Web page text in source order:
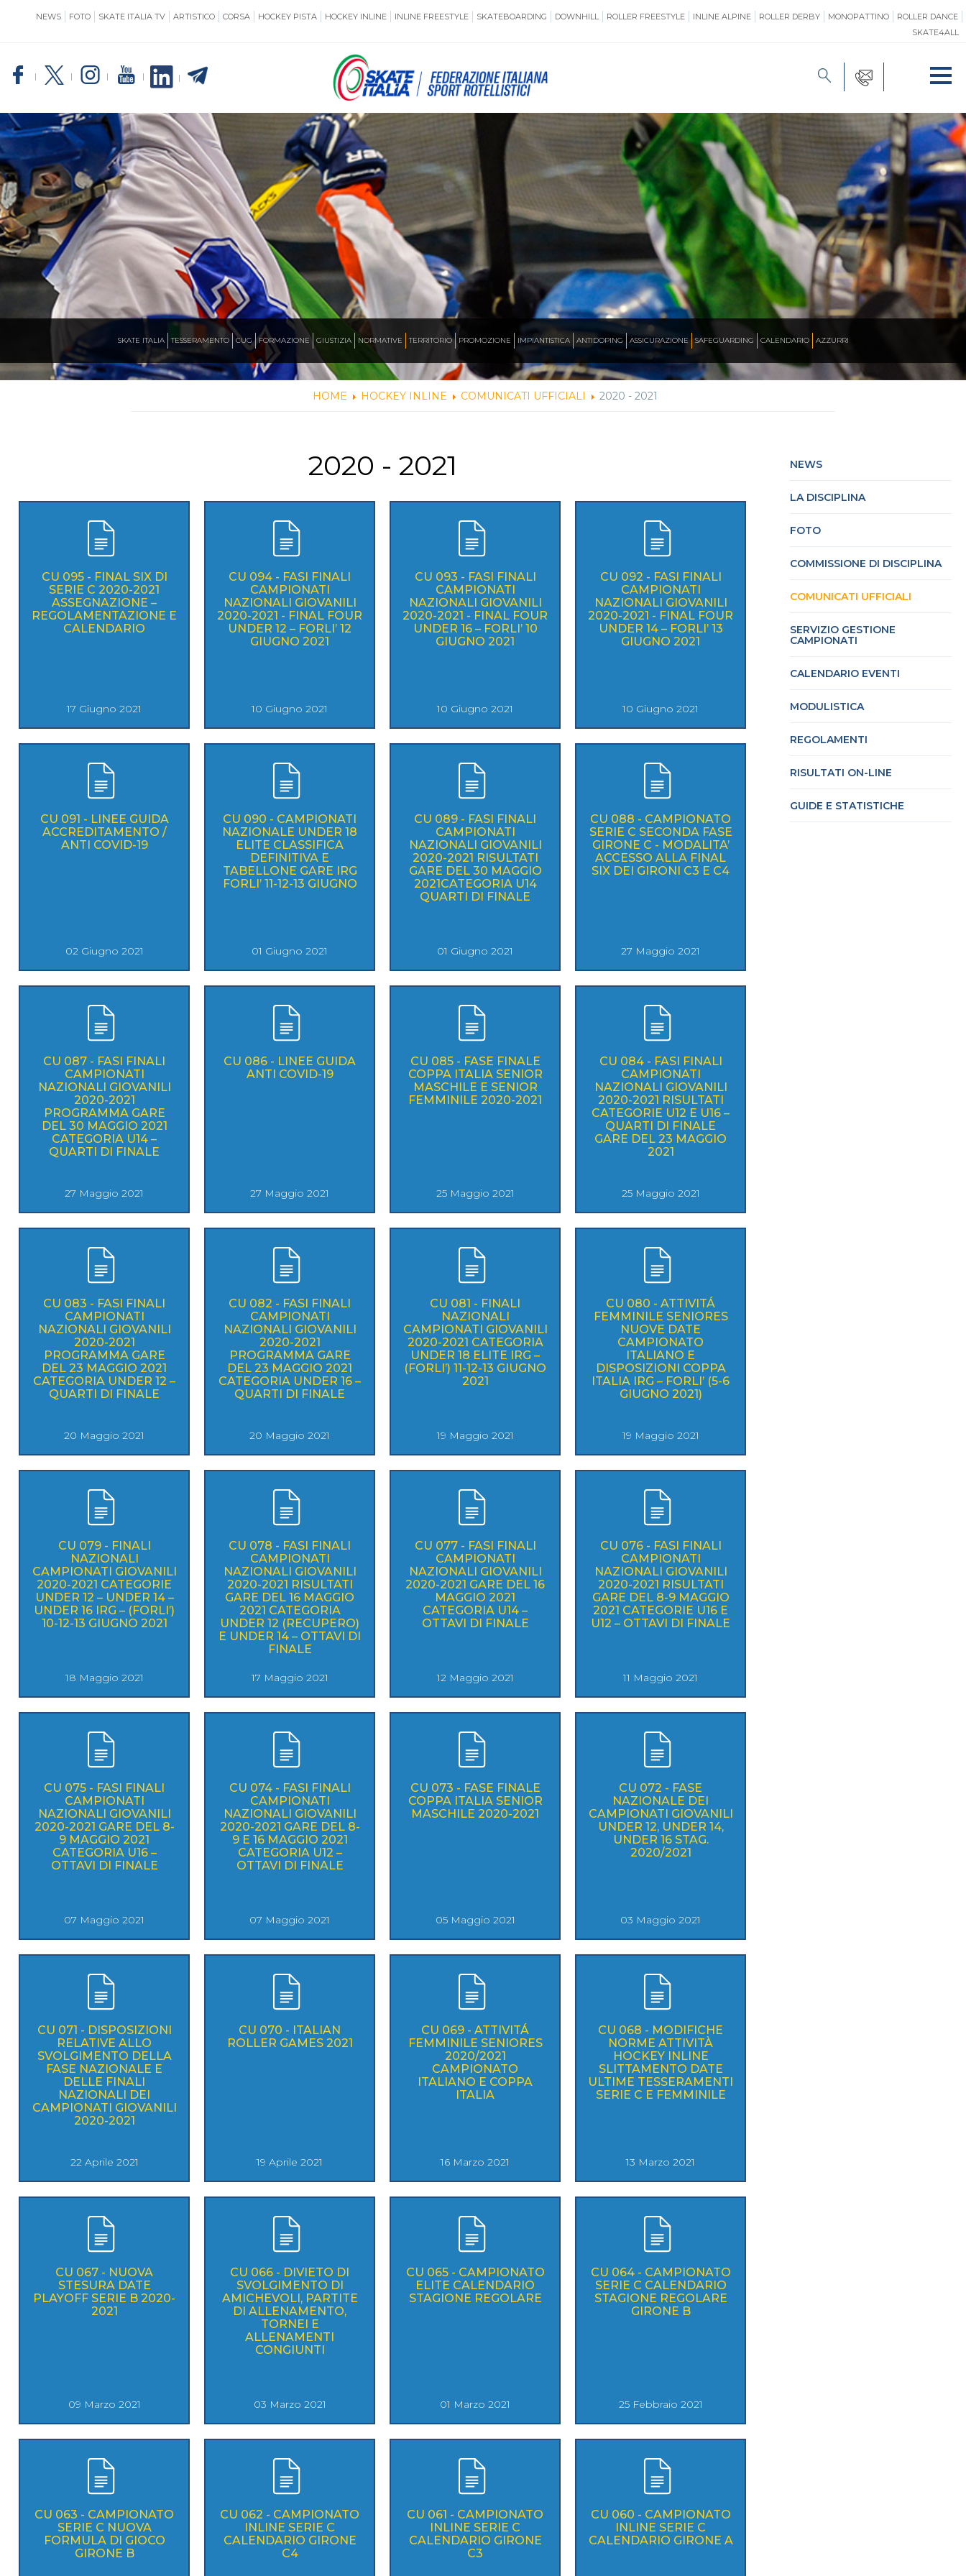
NEWS FOTO SKATE ITALIA TV ARTISTICO CORSA HOCKEY PISTA HOCKEY INLINE INLINE FREESTYLE SKATEBOARDING DOWNHILL ROLLER FREESTYLE INLINE ALPINE ROLLER DERBY MONOPATTINO
ROLLER DANCE
SKATE4ALL
SKATE ITALIA TESSERAMENTO CUG FORMAZIONE GIUSTIZIA NORMATIVE TERRITORIO PROMOZIONE IMPIANTISTICA ANTIDOPING ASSICURAZIONE SAFEGUARDING CALENDARIO AZZURRI
HOME HOCKEY INLINE COMUNICATI UFFICIALI 2020 - 2021
2020 - 2021
CU 095 - FINAL SIX DI
SERIE C 2020-2021
ASSEGNAZIONE –
REGOLAMENTAZIONE E
CALENDARIO
17 Giugno 2021
CU 094 - FASI FINALI
CAMPIONATI
NAZIONALI GIOVANILI
2020-2021 - FINAL FOUR
UNDER 12 – FORLI’ 12
GIUGNO 2021
10 Giugno 2021
CU 093 - FASI FINALI
CAMPIONATI
NAZIONALI GIOVANILI
2020-2021 - FINAL FOUR
UNDER 16 – FORLI’ 10
GIUGNO 2021
10 Giugno 2021
CU 092 - FASI FINALI
CAMPIONATI
NAZIONALI GIOVANILI
2020-2021 - FINAL FOUR
UNDER 14 – FORLI’ 13
GIUGNO 2021
10 Giugno 2021
CU 091 - LINEE GUIDA
ACCREDITAMENTO /
ANTI COVID-19
02 Giugno 2021
CU 090 - CAMPIONATI
NAZIONALE UNDER 18
ELITE CLASSIFICA
DEFINITIVA E
TABELLONE GARE IRG
FORLI’ 11-12-13 GIUGNO
01 Giugno 2021
CU 089 - FASI FINALI
CAMPIONATI
NAZIONALI GIOVANILI
2020-2021 RISULTATI
GARE DEL 30 MAGGIO
2021CATEGORIA U14
QUARTI DI FINALE
01 Giugno 2021
CU 088 - CAMPIONATO
SERIE C SECONDA FASE
GIRONE C - MODALITA’
ACCESSO ALLA FINAL
SIX DEI GIRONI C3 E C4
27 Maggio 2021
CU 087 - FASI FINALI
CAMPIONATI
NAZIONALI GIOVANILI
2020-2021
PROGRAMMA GARE
DEL 30 MAGGIO 2021
CATEGORIA U14 –
QUARTI DI FINALE
27 Maggio 2021
CU 086 - LINEE GUIDA
ANTI COVID-19
27 Maggio 2021
CU 085 - FASE FINALE
COPPA ITALIA SENIOR
MASCHILE E SENIOR
FEMMINILE 2020-2021
25 Maggio 2021
CU 084 - FASI FINALI
CAMPIONATI
NAZIONALI GIOVANILI
2020-2021 RISULTATI
CATEGORIE U12 E U16 –
QUARTI DI FINALE
GARE DEL 23 MAGGIO
2021
25 Maggio 2021
CU 083 - FASI FINALI
CAMPIONATI
NAZIONALI GIOVANILI
2020-2021
PROGRAMMA GARE
DEL 23 MAGGIO 2021
CATEGORIA UNDER 12 –
QUARTI DI FINALE
20 Maggio 2021
CU 082 - FASI FINALI
CAMPIONATI
NAZIONALI GIOVANILI
2020-2021
PROGRAMMA GARE
DEL 23 MAGGIO 2021
CATEGORIA UNDER 16 –
QUARTI DI FINALE
20 Maggio 2021
CU 081 - FINALI
NAZIONALI
CAMPIONATI GIOVANILI
2020-2021 CATEGORIA
UNDER 18 ELITE IRG –
(FORLI’) 11-12-13 GIUGNO
2021
19 Maggio 2021
CU 080 - ATTIVITÁ
FEMMINILE SENIORES
NUOVE DATE
CAMPIONATO
ITALIANO E
DISPOSIZIONI COPPA
ITALIA IRG – FORLI’ (5-6
GIUGNO 2021)
19 Maggio 2021
CU 079 - FINALI
NAZIONALI
CAMPIONATI GIOVANILI
2020-2021 CATEGORIE
UNDER 12 – UNDER 14 –
UNDER 16 IRG – (FORLI’)
10-12-13 GIUGNO 2021
18 Maggio 2021
CU 078 - FASI FINALI
CAMPIONATI
NAZIONALI GIOVANILI
2020-2021 RISULTATI
GARE DEL 16 MAGGIO
2021 CATEGORIA
UNDER 12 (RECUPERO)
E UNDER 14 – OTTAVI DI
FINALE
17 Maggio 2021
CU 077 - FASI FINALI
CAMPIONATI
NAZIONALI GIOVANILI
2020-2021 GARE DEL 16
MAGGIO 2021
CATEGORIA U14 –
OTTAVI DI FINALE
12 Maggio 2021
CU 076 - FASI FINALI
CAMPIONATI
NAZIONALI GIOVANILI
2020-2021 RISULTATI
GARE DEL 8-9 MAGGIO
2021 CATEGORIE U16 E
U12 – OTTAVI DI FINALE
11 Maggio 2021
CU 075 - FASI FINALI
CAMPIONATI
NAZIONALI GIOVANILI
2020-2021 GARE DEL 8-
9 MAGGIO 2021
CATEGORIA U16 –
OTTAVI DI FINALE
07 Maggio 2021
CU 074 - FASI FINALI
CAMPIONATI
NAZIONALI GIOVANILI
2020-2021 GARE DEL 8-
9 E 16 MAGGIO 2021
CATEGORIA U12 –
OTTAVI DI FINALE
07 Maggio 2021
CU 073 - FASE FINALE
COPPA ITALIA SENIOR
MASCHILE 2020-2021
05 Maggio 2021
CU 072 - FASE
NAZIONALE DEI
CAMPIONATI GIOVANILI
UNDER 12, UNDER 14,
UNDER 16 STAG.
2020/2021
03 Maggio 2021
CU 071 - DISPOSIZIONI
RELATIVE ALLO
SVOLGIMENTO DELLA
FASE NAZIONALE E
DELLE FINALI
NAZIONALI DEI
CAMPIONATI GIOVANILI
2020-2021
22 Aprile 2021
CU 070 - ITALIAN
ROLLER GAMES 2021
19 Aprile 2021
CU 069 - ATTIVITÁ
FEMMINILE SENIORES
2020/2021
CAMPIONATO
ITALIANO E COPPA
ITALIA
16 Marzo 2021
CU 068 - MODIFICHE
NORME ATTIVITÀ
HOCKEY INLINE
SLITTAMENTO DATE
ULTIME TESSERAMENTI
SERIE C E FEMMINILE
13 Marzo 2021
CU 067 - NUOVA
STESURA DATE
PLAYOFF SERIE B 2020-
2021
09 Marzo 2021
CU 066 - DIVIETO DI
SVOLGIMENTO DI
AMICHEVOLI, PARTITE
DI ALLENAMENTO,
TORNEI E
ALLENAMENTI
CONGIUNTI
03 Marzo 2021
CU 065 - CAMPIONATO
ELITE CALENDARIO
STAGIONE REGOLARE
01 Marzo 2021
CU 064 - CAMPIONATO
SERIE C CALENDARIO
STAGIONE REGOLARE
GIRONE B
25 Febbraio 2021
CU 063 - CAMPIONATO
SERIE C NUOVA
FORMULA DI GIOCO
GIRONE B
CU 062 - CAMPIONATO
INLINE SERIE C
CALENDARIO GIRONE
C4
CU 061 - CAMPIONATO
INLINE SERIE C
CALENDARIO GIRONE
C3
CU 060 - CAMPIONATO
INLINE SERIE C
CALENDARIO GIRONE A
NEWS
LA DISCIPLINA
FOTO
COMMISSIONE DI DISCIPLINA
COMUNICATI UFFICIALI
SERVIZIO GESTIONE
CAMPIONATI
CALENDARIO EVENTI
MODULISTICA
REGOLAMENTI
RISULTATI ON-LINE
GUIDE E STATISTICHE
SKATE ITALIA TESSERAMENTO FORMAZIONE
GIUSTIZIA NORMATIVE TERRITORIO PROMOZIONE
IMPIANTISTICA ANTIDOPING ASSICURAZIONE SAFEGUARDING
CALENDARIO AZZURRI
HOCKEY PISTA
ROLLER FREESTYLE INLINE ALPINE
ROLLER DERBY MONOPATTINO
Cookie policy